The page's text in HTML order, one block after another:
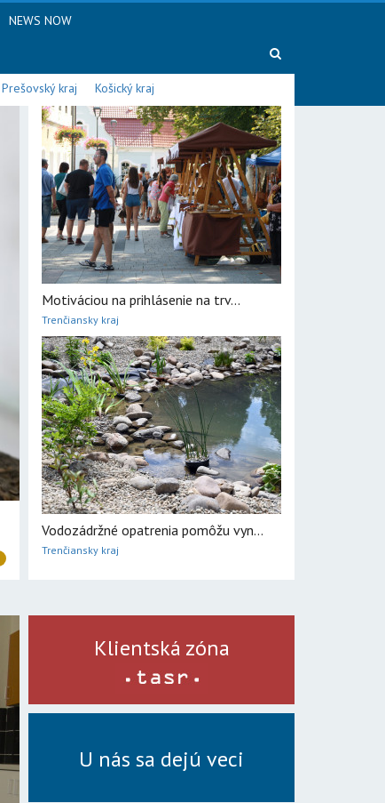
NEWS NOW
Prešovský kraj Košický kraj
Motiváciou na prihlásenie na trv...
Trenčiansky kraj
Vodozádržné opatrenia pomôžu vyn...
Trenčiansky kraj
Klientská zóna
U nás sa dejú veci